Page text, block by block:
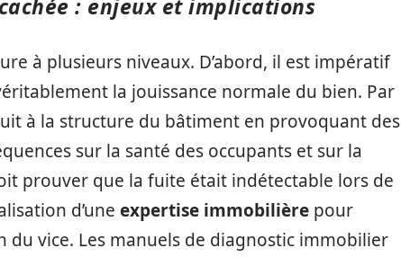
: enjeux et implications
à plusieurs niveaux. D’abord, il est impératif
la jouissance normale du bien. Par
à la structure du bâtiment en provoquant des
sur la santé des occupants et sur la
prouver que la fuite était indétectable lors de
d’une expertise immobilière pour
du vice. Les manuels de diagnostic immobilier